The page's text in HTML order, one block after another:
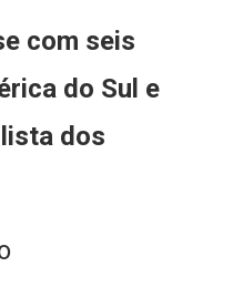
com seis
do Sul e
dos